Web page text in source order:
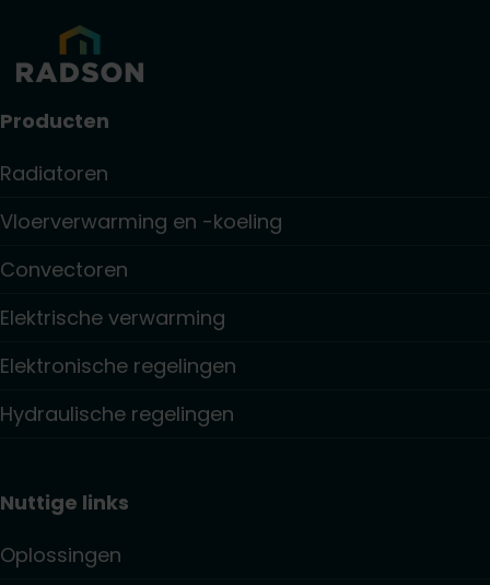
Producten
Radiatoren
Vloerverwarming en -koeling
Convectoren
Elektrische verwarming
Elektronische regelingen
Hydraulische regelingen
Nuttige links
Oplossingen